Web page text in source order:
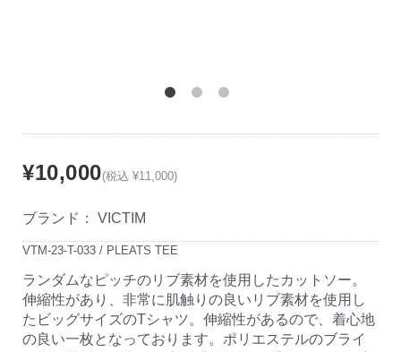
¥10,000(税込 ¥11,000)
ブランド： VICTIM
VTM-23-T-033 / PLEATS TEE
ランダムなピッチのリブ素材を使用したカットソー。
伸縮性があり、非常に肌触りの良いリブ素材を使用し
たビッグサイズのTシャツ。伸縮性があるので、着心地
の良い一枚となっております。ポリエステルのブライ